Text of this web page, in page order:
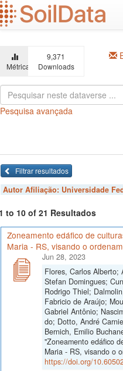
Ir
para
o
principal
Métricas
9,371
Downloads
Pesquisa avançada
Filtrar resultados
Autor Afiliação: Universidade
to 10 of 21 Resultados
Zoneamento edáfico de
Maria - RS, visando o
Jun 28, 2023
Flores, Carlos Alberto;
Stefan Domingues;
Rodrigo Thiel;
Fabricio de Araújo;
Gabriel Antônio;
do; Dotto, André
Bernich, Emilio
"Zoneamento edáfico
Maria - RS, visando o
https://doi.org/